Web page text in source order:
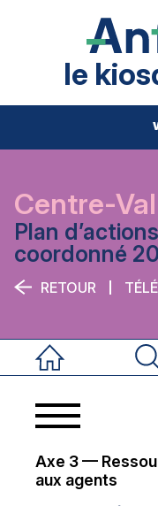
le
Accueil
Centre-
Plan
coordonné
RETOUR
Axe 3 —
aux agents